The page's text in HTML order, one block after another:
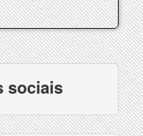
sociais